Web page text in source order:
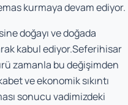
kurmaya devam ediyor.
doğayı ve doğada
kabul ediyor.Seferihisar
zamanla bu değişimden
ve ekonomik sıkıntı
sonucu vadimizdeki